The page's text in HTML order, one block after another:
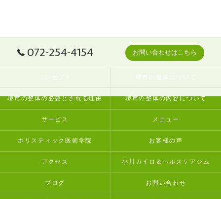
072-254-4154 お問い合わせはこちら
コンセプト 堺市の整体について
堺市の整体の必要とされる理由 堺市の整体の内容について
サービス メニュー
ホリスティック医術学院 お客様の声
アクセス 小川カイロ＆ヘルスケアジム
ブログ お問い合わせ